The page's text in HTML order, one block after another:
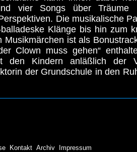
vier Songs über Träume
Die musikalische
balladeske Klänge bis hin zum
Musikmärchen ist als
Clown muss gehen“
den Kindern anläßlich der
der Grundschule in den
Kontakt Archiv Impressum